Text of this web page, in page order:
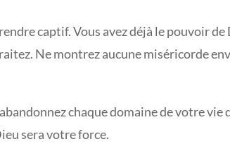
captif. Vous avez déjà le pouvoir de
Ne montrez aucune miséricorde
chaque domaine de votre vie
sera votre force.